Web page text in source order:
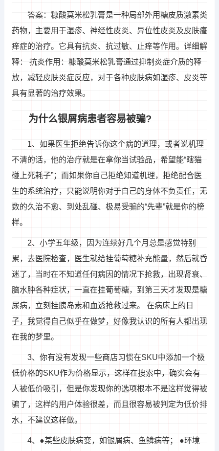
答案：糠酸莫米松乳膏是一种局部外用糖皮质激素类
药物，主要用于湿疹、神经性皮炎、异位性皮炎及皮肤瘙
痒症的治疗。它具有抗炎、抗过敏、止痒等作用。详细解
释： 抗炎作用：糠酸莫米松乳膏通过抑制炎症介质的释
放，减轻皮肤炎症反应，对于各种皮肤病如湿疹、皮炎等
具有显著的治疗效果。
为什么银屑病患者容易被骗?
1、如果医生拒绝告诉你这个病的道理，或者说机理
不清的话，他的治疗就是在拿你当试验品，希望能“瞎猫
碰上死耗子”；而如果你自己拒绝知道机理，拒绝配合医
生的系统治疗，只能说明你对于自己的身体不负责任，无
数的久治不愈、到处乱碰、极易受骗的“先辈”就是你的榜
样。
2、小学五年级，因为连续好几个月总是感觉特别
累，去医院检查，医生就给挂葡萄糖补充能量，然后就昏
迷了，当时在不知道任何病因的情况下抢救，出现肾衰、
脑水肿各种症状，一直在挂葡萄糖，到第三天才发现是糖
尿病，立刻挂胰岛素和血透抢救过来。 在病床上的日
子，我觉得自己似乎在做梦，好像我认识的所有人都出现
在我的梦里。
3、你有没有发现一些商店习惯在SKU中添加一个极
低价格的SKU作为价格显示，这样在搜索中，确实会有
人被低价吸引，但是你发现你的选项根本不是这样觉得被
骗了，这样的用户体验很差，而且很容易被判定为低价排
水，不建议这样做。
4、●某些皮肤病变，如银屑病、鱼鳞病等； ●环境